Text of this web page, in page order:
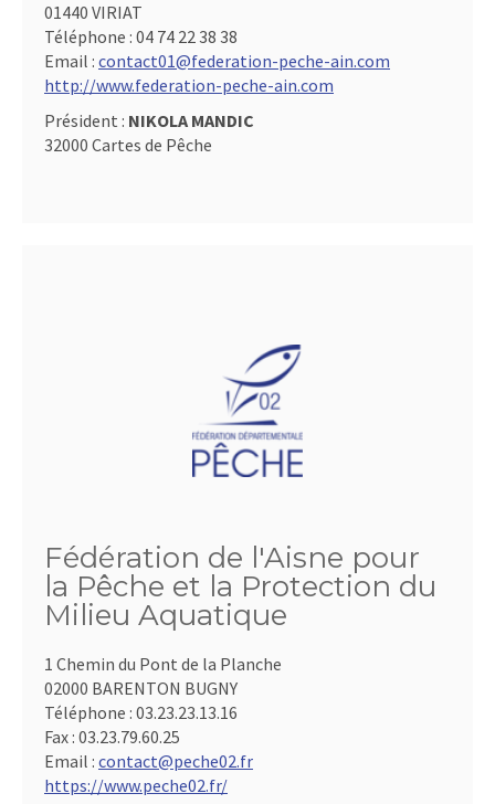
01440 VIRIAT
Téléphone : 04 74 22 38 38
Email : contact01@federation-peche-ain.com
http://www.federation-peche-ain.com
Président : NIKOLA MANDIC
32000 Cartes de Pêche
Fédération de l'Aisne pour
la Pêche et la Protection du
Milieu Aquatique
1 Chemin du Pont de la Planche
02000 BARENTON BUGNY
Téléphone : 03.23.23.13.16
Fax : 03.23.79.60.25
Email : contact@peche02.fr
https://www.peche02.fr/